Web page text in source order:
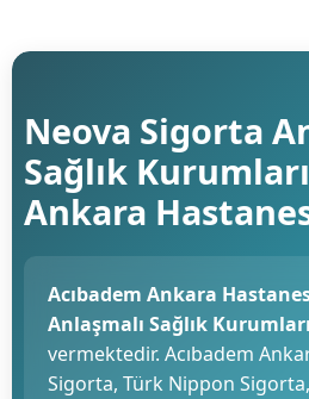
Neova Sigorta
Sağlık
Ankara
Acıbadem Ankara
Anlaşmalı Sağlık Kurumları
vermektedir. Acıbadem
Sigorta, Türk Nippon